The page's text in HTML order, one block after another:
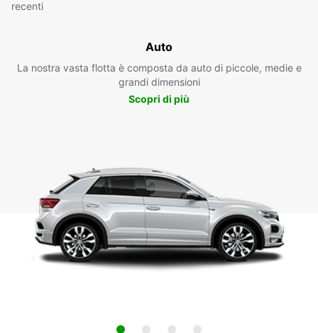
recenti
Auto
La nostra vasta flotta è composta da auto di piccole, medie e
grandi dimensioni
Scopri di più